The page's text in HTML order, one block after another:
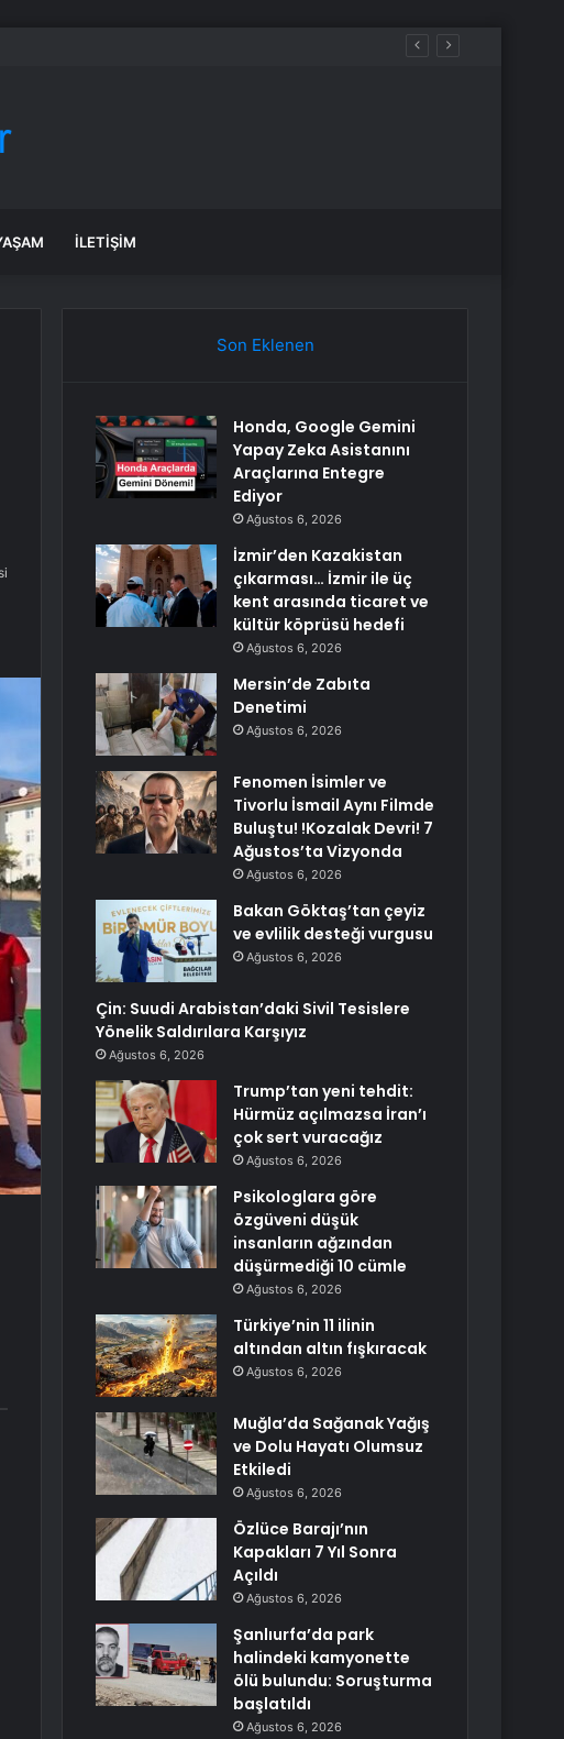
kültür köprüsü hedefi
İLETIŞIM
Son Eklenen
Honda, Google Gemini
Yapay Zeka Asistanını
Araçlarına Entegre
Ediyor
Ağustos 6, 2026
İzmir’den Kazakistan
çıkarması… İzmir ile üç
kent arasında ticaret ve
kültür köprüsü hedefi
Ağustos 6, 2026
Mersin’de Zabıta
Denetimi
Ağustos 6, 2026
Fenomen İsimler ve
Tivorlu İsmail Aynı Filmde
Buluştu! !Kozalak Devri! 7
Ağustos’ta Vizyonda
Ağustos 6, 2026
Bakan Göktaş’tan çeyiz
ve evlilik desteği vurgusu
Ağustos 6, 2026
Çin: Suudi Arabistan’daki Sivil Tesislere
Yönelik Saldırılara Karşıyız
Ağustos 6, 2026
Trump’tan yeni tehdit:
Hürmüz açılmazsa İran’ı
çok sert vuracağız
Ağustos 6, 2026
Psikologlara göre
özgüveni düşük
insanların ağzından
düşürmediği 10 cümle
Ağustos 6, 2026
Türkiye’nin 11 ilinin
altından altın fışkıracak
Ağustos 6, 2026
Muğla’da Sağanak Yağış
ve Dolu Hayatı Olumsuz
Etkiledi
Ağustos 6, 2026
Özlüce Barajı’nın
Kapakları 7 Yıl Sonra
Açıldı
Ağustos 6, 2026
Şanlıurfa’da park
halindeki kamyonette
ölü bulundu: Soruşturma
başlatıldı
Ağustos 6, 2026